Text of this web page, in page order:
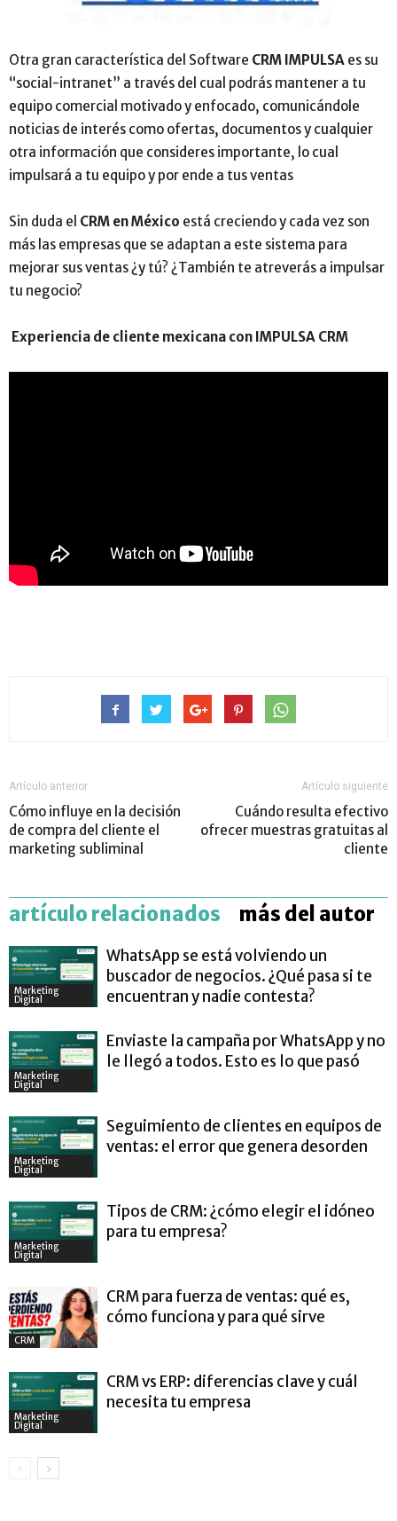
Otra gran característica del Software CRM IMPULSA es su
“social-intranet” a través del cual podrás mantener a tu
equipo comercial motivado y enfocado, comunicándole
noticias de interés como ofertas, documentos y cualquier
otra información que consideres importante, lo cual
impulsará a tu equipo y por ende a tus ventas
Sin duda el CRM en México está creciendo y cada vez son
más las empresas que se adaptan a este sistema para
mejorar sus ventas ¿y tú? ¿También te atreverás a impulsar
tu negocio?
Experiencia de cliente mexicana con IMPULSA CRM
Artículo anterior
Cómo influye en la decisión
de compra del cliente el
marketing subliminal
Artículo siguiente
Cuándo resulta efectivo
ofrecer muestras gratuitas al
cliente
artículo relacionados más del autor
Marketing
Digital
WhatsApp se está volviendo un
buscador de negocios. ¿Qué pasa si te
encuentran y nadie contesta?
Marketing
Digital
Enviaste la campaña por WhatsApp y no
le llegó a todos. Esto es lo que pasó
Marketing
Digital
Seguimiento de clientes en equipos de
ventas: el error que genera desorden
Marketing
Digital
Tipos de CRM: ¿cómo elegir el idóneo
para tu empresa?
CRM
CRM para fuerza de ventas: qué es,
cómo funciona y para qué sirve
Marketing
Digital
CRM vs ERP: diferencias clave y cuál
necesita tu empresa